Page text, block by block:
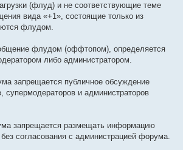
(флуд) и не соответствующие теме
вида «+1», состоящие только из
флудом.
флудом (оффтопом), определяется
либо администратором.
запрещается публичное обсуждение
супермодераторов и администраторов
запрещается размещать информацию
согласования с администрацией форума.